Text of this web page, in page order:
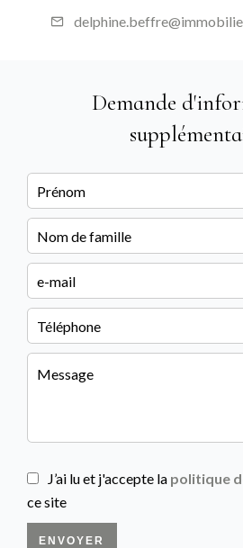
Demande
J’ai lu et j'accepte la politique
ce site
ENVOYER